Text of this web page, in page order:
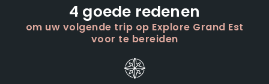
4 goede redenen
om uw volgende trip op Explore Grand Est
voor te bereiden